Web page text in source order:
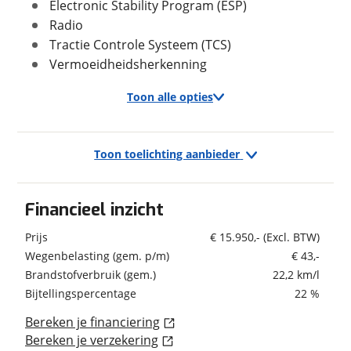
Max trekgewicht ongeremd
Interieurkleur
Donker grijs
Laksoort
Kleur
Fabriekskleur
Verbruik en milieu
Financieel inzicht
Prijs € 15.950,- (Excl. BTW)
Wegenbelasting (gem. p/m)
€ 43,-
Brandstofverbruik (gem.)
22,2 km/l
Bijtellingspercentage
22 %
Bereken je financiering
Bereken je verzekering
Electronic Stability Program (ESP)
Radio
Tractie Controle Systeem (TCS)
Vermoeidheidsherkenning
Toon alle opties
Warmtewerende voorruit
Infotainment
Radio
Interieur
Toon toelichting aanbieder
Carrosserievorm: Bestelauto
Modelreeks: okt. 2020 - mrt. 2024
APK: Nieuwe APK bij aflevering
BOVAG 40-Puntencheck: Ja
BOVAG Afleverbeurt: Ja
Motorrijtuigenbelasting: € 130 per kwartaal
Foto's
(optioneel)
Jouw contactgegevens
Naam
E-mailadres